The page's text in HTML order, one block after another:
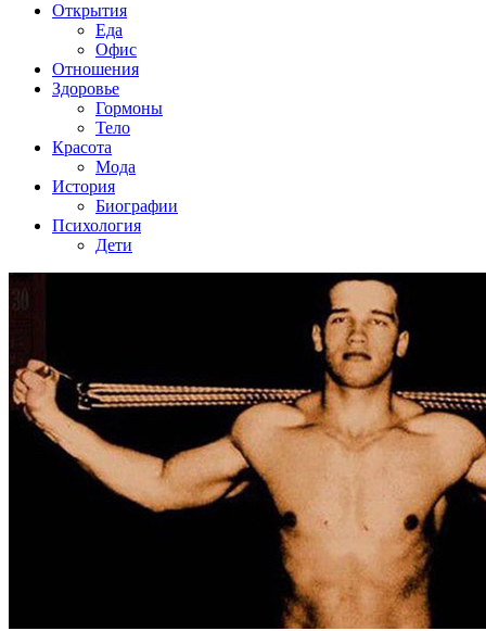
Открытия
Еда
Офис
Отношения
Здоровье
Гормоны
Тело
Красота
Мода
История
Биографии
Психология
Дети